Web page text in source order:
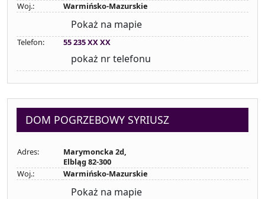
Woj.:
Warmińsko-Mazurskie
Pokaż na mapie
Telefon: 55 235 XX XX
pokaż nr telefonu
DOM POGRZEBOWY SYRIUSZ
Adres:
Marymoncka 2d,
Elbląg 82-300
Woj.:
Warmińsko-Mazurskie
Pokaż na mapie